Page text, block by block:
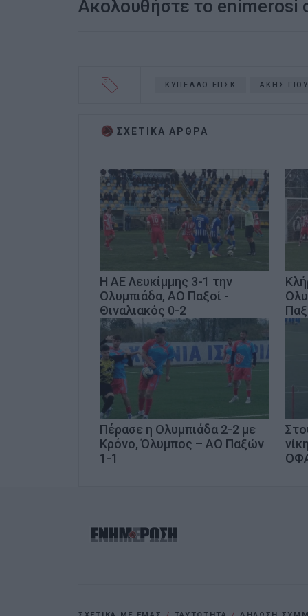
Ακολουθήστε το enimerosi
ΚΥΠΕΛΛΟ ΕΠΣΚ ΑΚΗΣ
ΣΧΕΤΙΚA AΡΘΡΑ
H ΑΕ Λευκίμμης 3-1 την
Ολυμπιάδα, ΑΟ Παξοί -
Θιναλιακός 0-2
Πέρασε η Ολυμπιάδα 2-2 με
Κρόνο, Όλυμπος – ΑΟ Παξών
1-1